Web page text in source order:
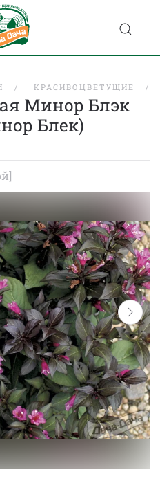
КРАСИВОЦВЕТУЩИЕ
Минор Блэк
Блек)